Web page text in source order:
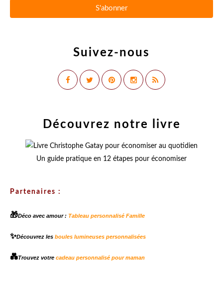
Suivez-nous
Découvrez notre livre
Un guide pratique en 12 étapes pour économiser
Partenaires :
🎁Déco avec amour : Tableau personnalisé Famille
✨Découvrez les boules lumineuses personnalisées
💑Trouvez votre cadeau personnalisé pour maman